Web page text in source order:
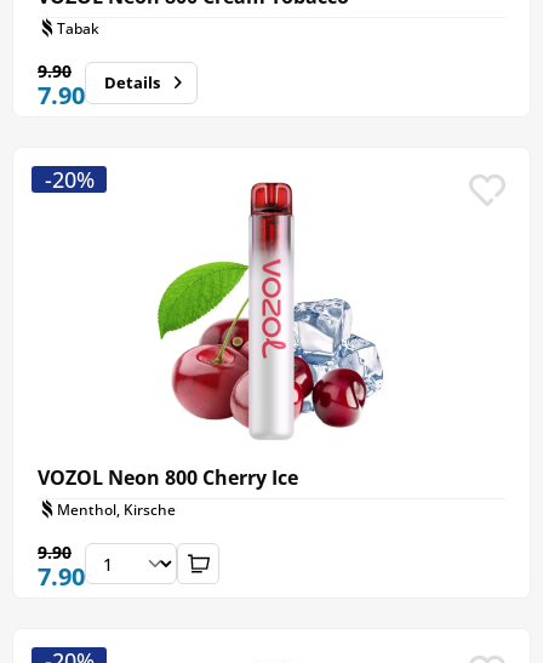
Tabak
7.90
9.90 Details
VOZOL Neon 800 Cherry Ice
Menthol, Kirsche
7.90
9.90
-20%